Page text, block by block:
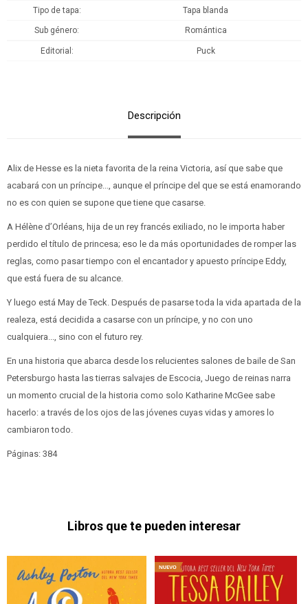
Tipo de tapa Tapa blanda
Sub género Romántica
Editorial Puck
Descripción
Alix de Hesse es la nieta favorita de la reina Victoria, así que sabe que
acabará con un príncipe..., aunque el príncipe del que se está enamorando
no es con quien se supone que tiene que casarse.
A Hélène d’Orléans, hija de un rey francés exiliado, no le importa haber
perdido el título de princesa; eso le da más oportunidades de romper las
reglas, como pasar tiempo con el encantador y apuesto príncipe Eddy,
que está fuera de su alcance.
Y luego está May de Teck. Después de pasarse toda la vida apartada de la
realeza, está decidida a casarse con un príncipe, y no con uno
cualquiera..., sino con el futuro rey.
En una historia que abarca desde los relucientes salones de baile de San
Petersburgo hasta las tierras salvajes de Escocia, Juego de reinas narra
un momento crucial de la historia como solo Katharine McGee sabe
hacerlo: a través de los ojos de las jóvenes cuyas vidas y amores lo
cambiaron todo.
Páginas: 384
Libros que te pueden interesar